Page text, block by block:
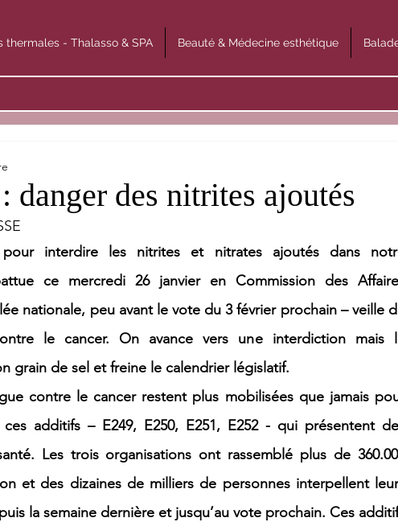
thermales - Thalasso & SPA Beauté & Médecine esthétique
des nitrites ajoutés
interdire les nitrites et nitrates ajoutés dans
ce mercredi 26 janvier en Commission des
nationale, peu avant le vote du 3 février prochain – veille
le cancer. On avance vers une interdiction mais
grain de sel et freine le calendrier législatif.
contre le cancer restent plus mobilisées que jamais
additifs – E249, E250, E251, E252 - qui présentent
Les trois organisations ont rassemblé plus de
et des dizaines de milliers de personnes interpellent
la semaine dernière et jusqu’au vote prochain. Ces